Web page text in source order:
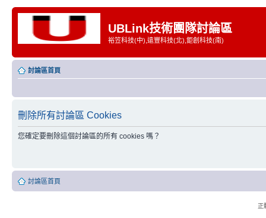
UBLink技術團隊討論區
裕笠科技(中),遠豐科技(北),鉅創科技(南)
討論區首頁
刪除所有討論區 Cookies
您確定要刪除這個討論區的所有 cookies 嗎？
討論區首頁
正